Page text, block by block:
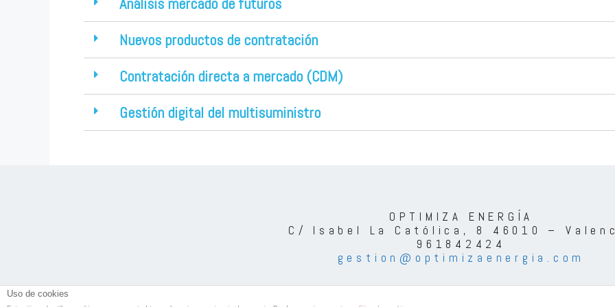
Nuevos productos de contratación
Contratación directa a mercado (CDM)
Gestión digital del multisuministro
OPTIMIZA ENERGÍA
C/ Isabel La Católica, 8 46010 –
961842424
gestion@optimizaenergia.com
Uso de cookies